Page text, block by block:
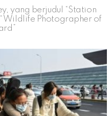
yang berjudul “Station
Photographer of